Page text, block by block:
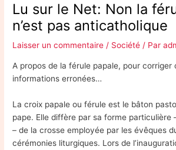
Lu sur le Net: Non la
n’est pas anticatholique
Laisser un commentaire / Société / Par
A propos de la férule papale, pour corriger
informations erronées…
La croix papale ou férule est le bâton
pape. Elle diffère par sa forme particulière
– de la crosse employée par les évêques
cérémonies liturgiques. Lors de